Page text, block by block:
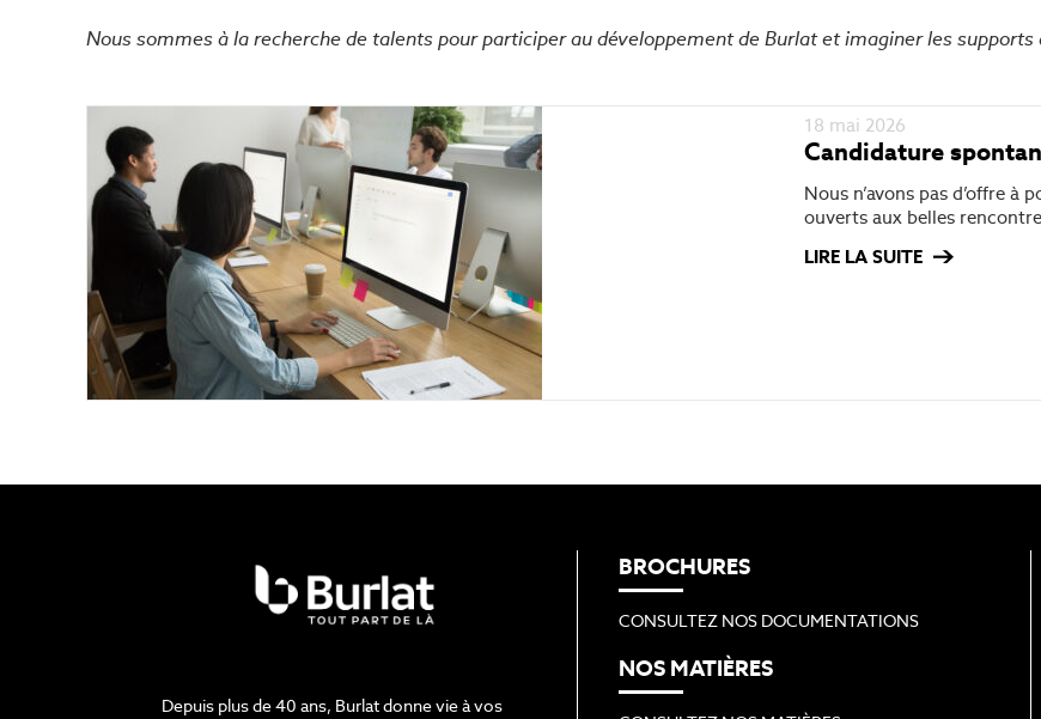
Nous sommes à la recherche de talents pour participer au développement de Burlat et imaginer les
18 mai 2026
Candidature
Nous n’avons pas d’offre
ouverts aux belles
LIRE LA SUITE
Depuis plus de 40 ans, Burlat donne vie à vos
BROCHURES
CONSULTEZ NOS DOCUMENTATIONS
NOS MATIÈRES